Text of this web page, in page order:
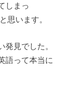
しまっ
思います。
発見でした。
語って本当に